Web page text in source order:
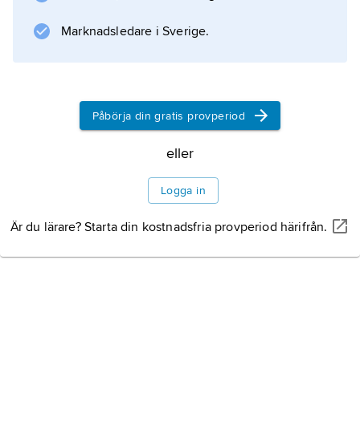
läkningsförloppet.
Information om artikeln
Marknadsledare i Sverige.
Påbörja din gratis provperiod
eller
Logga in
Är du lärare? Starta din kostnadsfria provperiod härifrån.